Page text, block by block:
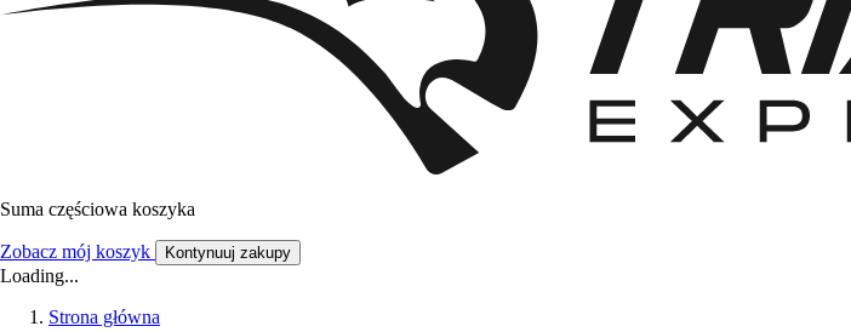
Suma częściowa koszyka
Zobacz mój koszyk Kontynuuj zakupy
Loading...
Strona główna